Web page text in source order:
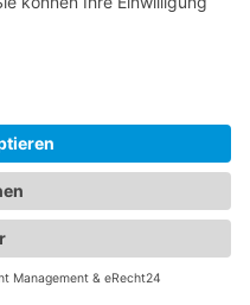
bietet Ihnen
auch eine Vielzahl an
. Wir verstehen,
Fahrzeugs als
von großer
eine breite Auswahl
und für
Von luxuriösen 5-